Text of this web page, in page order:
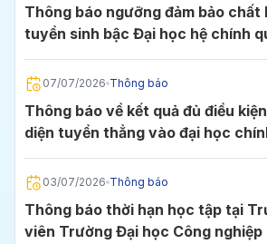
Thông báo ngưỡng đảm bảo chất lượng đầu vào
tuyển sinh bậc Đại học hệ chính
07/07/2026 Thông báo
Thông báo về kết quả đủ điều
diện tuyển thẳng vào đại học
03/07/2026 Thông báo
Thông báo thời hạn học tập tại
viên Trường Đại học Công nghiệp